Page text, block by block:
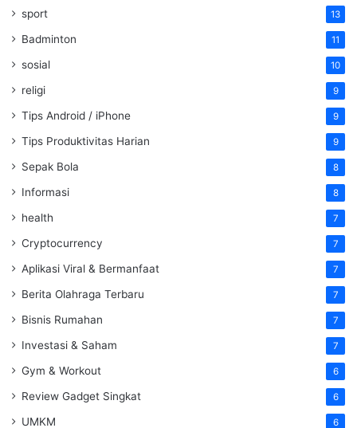
sport 13
Badminton 11
sosial 10
religi 9
Tips Android / iPhone 9
Tips Produktivitas Harian 9
Sepak Bola 8
Informasi 8
health 7
Cryptocurrency 7
Aplikasi Viral & Bermanfaat 7
Berita Olahraga Terbaru 7
Bisnis Rumahan 7
Investasi & Saham 7
Gym & Workout 6
Review Gadget Singkat 6
UMKM 6